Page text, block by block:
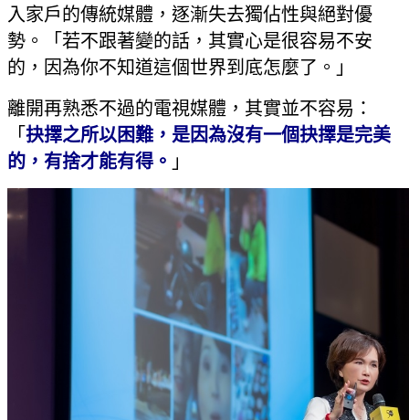
入家戶的傳統媒體，逐漸失去獨佔性與絕對優
勢。「若不跟著變的話，其實心是很容易不安
的，因為你不知道這個世界到底怎麼了。」
離開再熟悉不過的電視媒體，其實並不容易：
「 抉擇之所以困難，是因為沒有一個抉擇是完美
的，有捨才能有得。 」